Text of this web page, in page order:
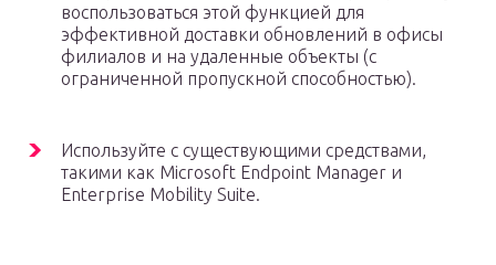
воспользоваться этой функцией для
эффективной доставки обновлений в офисы
филиалов и на удаленные объекты (с
ограниченной пропускной способностью).
Используйте с существующими средствами,
такими как Microsoft Endpoint Manager и
Enterprise Mobility Suite.